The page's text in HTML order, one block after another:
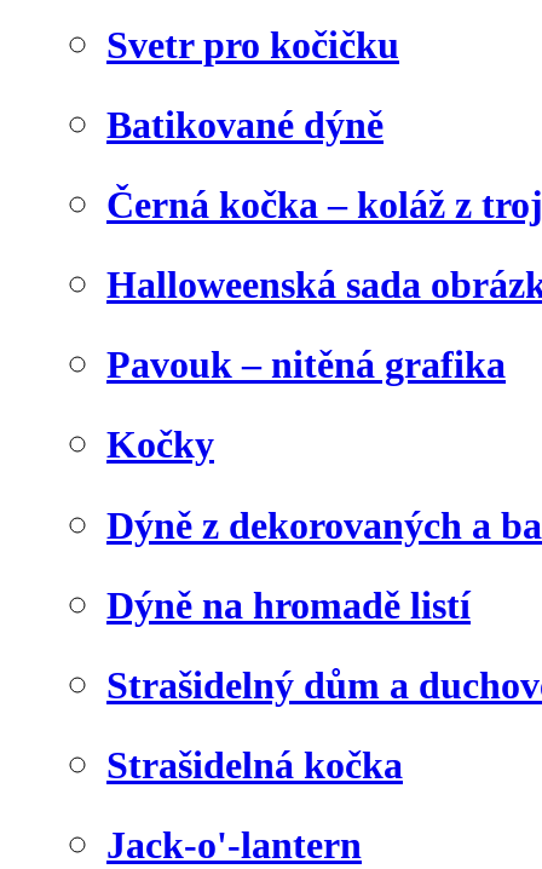
Svetr pro kočičku
Batikované dýně
Černá kočka – koláž z
Halloweenská sada
Pavouk – nitěná grafika
Kočky
Dýně z dekorovaných a
Dýně na hromadě listí
Strašidelný dům a
Strašidelná kočka
Jack-o'-lantern